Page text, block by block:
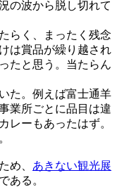
の波から脱し切れて
らく、まったく残念
は賞品が繰り越され
たと思う。当たらん
た。例えば富士通羊
業所ごとに品目は違
レーもあったはず。
め、 あきない観光展
ある。